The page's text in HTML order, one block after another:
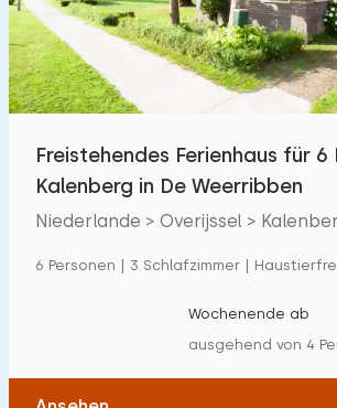
Freistehendes Ferienhaus für 6
Kalenberg in De Weerribben
Niederlande > Overijssel >
6 Personen | 3 Schlafzimmer |
Wochenende ab
ausgehend von 4